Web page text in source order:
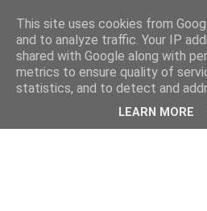
This site uses cookies from
and to analyze traffic. Your IP
shared with Google along with
metrics to ensure quality of
statistics, and to detect and
LEARN MORE